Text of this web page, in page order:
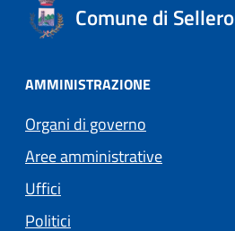
Comune di Sellero
AMMINISTRAZIONE
Organi di governo
Aree amministrative
Uffici
Politici